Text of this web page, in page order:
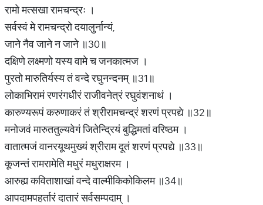
रामो मत्सखा रामचन्द्रः ।
सर्वस्वं मे रामचन्द्रो दयालुर्नान्यं,
जाने नैव जाने न जाने ॥30॥
दक्षिणे लक्ष्मणो यस्य वामे च जनकात्मज ।
पुरतो मारुतिर्यस्य तं वन्दे रघुनन्दनम् ॥31॥
लोकाभिरामं रणरंगधीरं राजीवनेत्रं रघुवंशनाथं ।
कारुण्यरूपं करुणाकरं तं श्रीरामचन्द्रं शरणं प्रपद्ये ॥32॥
मनोजवं मारुततुल्यवेगं जितेन्द्रियं बुद्धिमतां वरिष्ठम ।
वातात्मजं वानरयूथमुख्यं श्रीराम दूतं शरणं प्रपद्ये ॥33॥
कूजन्तं रामरामेति मधुरं मधुराक्षरम ।
आरुह्य कविताशाखां वन्दे वाल्मीकिकोकिलम ॥34॥
आपदामपहर्तारं दातारं सर्वसम्पदाम् ।